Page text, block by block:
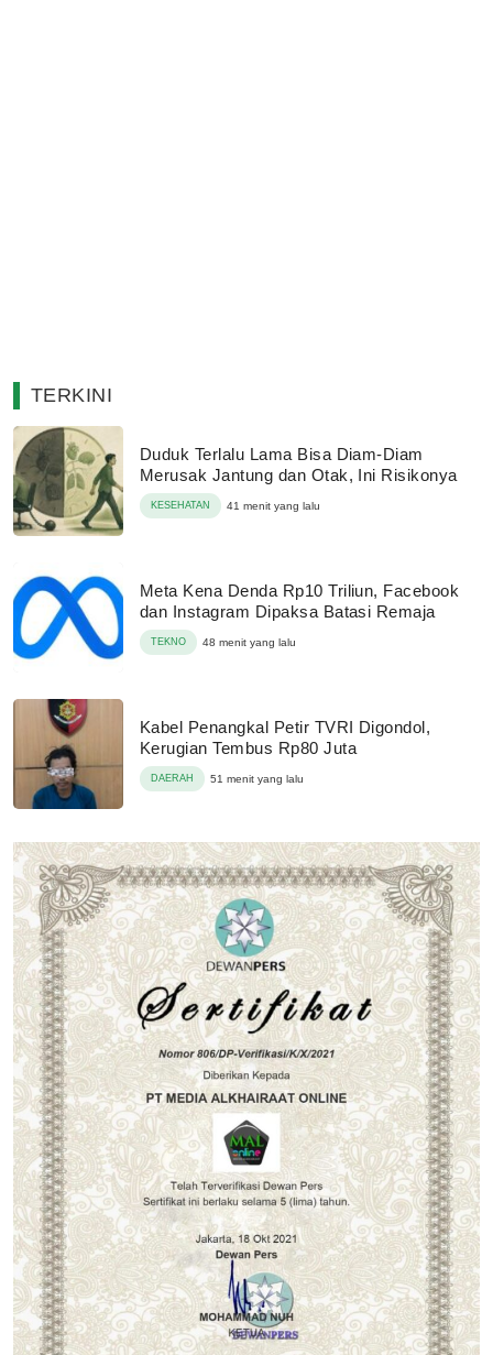
TERKINI
Duduk Terlalu Lama Bisa Diam-Diam
Merusak Jantung dan Otak, Ini Risikonya
KESEHATAN 41 menit yang lalu
Meta Kena Denda Rp10 Triliun, Facebook
dan Instagram Dipaksa Batasi Remaja
TEKNO 48 menit yang lalu
Kabel Penangkal Petir TVRI Digondol,
Kerugian Tembus Rp80 Juta
DAERAH 51 menit yang lalu